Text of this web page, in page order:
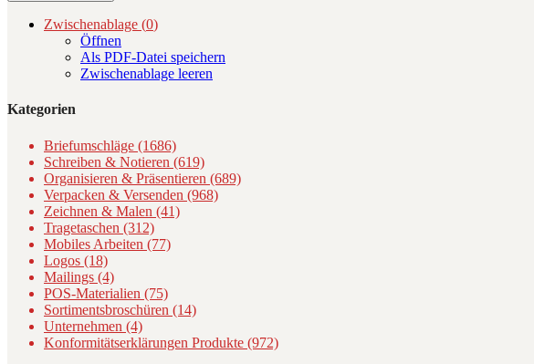
Zwischenablage (0)
Öffnen
Als PDF-Datei speichern
Zwischenablage leeren
Kategorien
Briefumschläge (1686)
Schreiben & Notieren (619)
Organisieren & Präsentieren (689)
Verpacken & Versenden (968)
Zeichnen & Malen (41)
Tragetaschen (312)
Mobiles Arbeiten (77)
Logos (18)
Mailings (4)
POS-Materialien (75)
Sortimentsbroschüren (14)
Unternehmen (4)
Konformitätserklärungen Produkte (972)